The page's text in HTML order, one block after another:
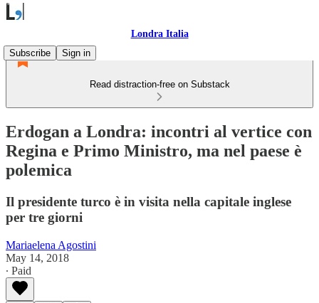
Londra Italia
Subscribe
Sign in
Read distraction-free on Substack
Erdogan a Londra: incontri al vertice con
Regina e Primo Ministro, ma nel paese è
polemica
Il presidente turco è in visita nella capitale inglese
per tre giorni
Mariaelena Agostini
May 14, 2018
∙ Paid